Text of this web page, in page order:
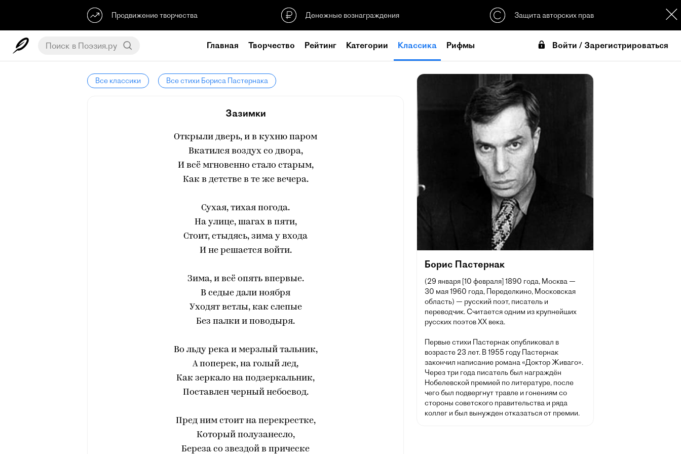
Продвижение творчества Денежные вознаграждения Защита авторских прав
Главная Творчество Рейтинг Категории Классика Рифмы Войти / Зарегистрироваться
Все классики Все стихи Бориса Пастернака
Зазимки
Открыли дверь, и в кухню паром
Вкатился воздух со двора,
И всё мгновенно стало старым,
Как в детстве в те же вечера.
Сухая, тихая погода.
На улице, шагах в пяти,
Стоит, стыдясь, зима у входа
И не решается войти.
Зима, и всё опять впервые.
В седые дали ноября
Уходят ветлы, как слепые
Без палки и поводыря.
Во льду река и мерзлый тальник,
А поперек, на голый лед,
Как зеркало на подзеркальник,
Поставлен черный небосвод.
Пред ним стоит на перекрестке,
Который полузанесло,
Береза со звездой в прическе
Борис Пастернак
(29 января [10 февраля] 1890 года, Москва —
30 мая 1960 года, Переделкино, Московская
область) — русский поэт, писатель и
переводчик. Считается одним из крупнейших
русских поэтов XX века.
Первые стихи Пастернак опубликовал в
возрасте 23 лет. В 1955 году Пастернак
закончил написание романа «Доктор Живаго».
Через три года писатель был награждён
Нобелевской премией по литературе, после
чего был подвергнут травле и гонениям со
стороны советского правительства и ряда
коллег и был вынужден отказаться от премии.